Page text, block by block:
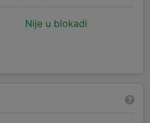
Nije u blokadi